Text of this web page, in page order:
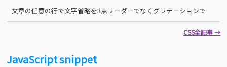
文章の任意の行で文字省略を3点リーダーでなくグラデーションで
CSS全記事 →
JavaScript snippet